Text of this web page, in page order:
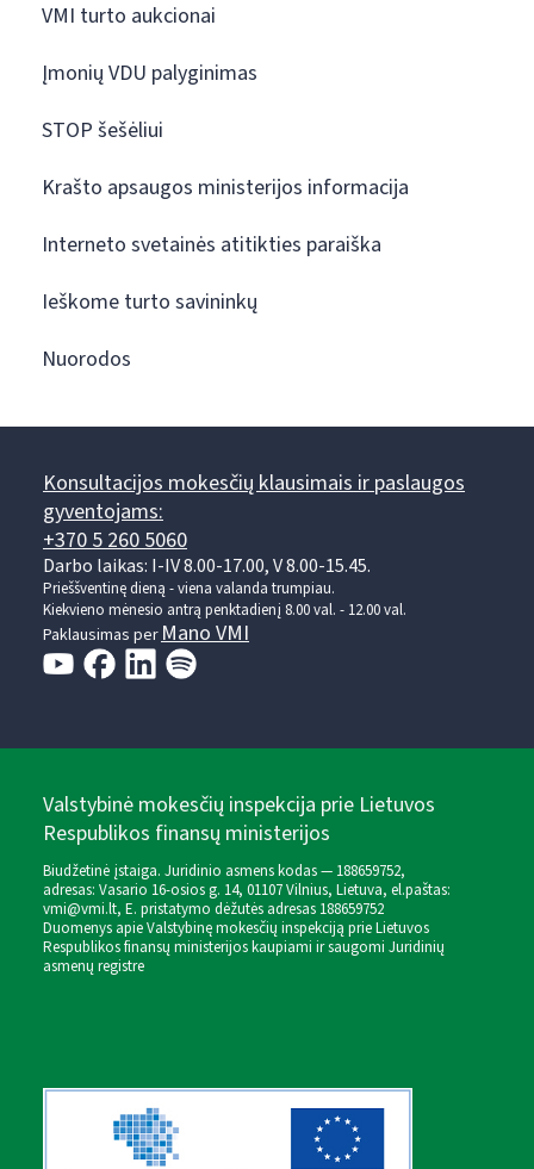
VMI turto aukcionai
Įmonių VDU palyginimas
STOP šešėliui
Krašto apsaugos ministerijos informacija
Interneto svetainės atitikties paraiška
Ieškome turto savininkų
Nuorodos
Konsultacijos mokesčių klausimais ir paslaugos
gyventojams:
+370 5 260 5060
Darbo laikas: I-IV 8.00-17.00, V 8.00-15.45.
Prieššventinę dieną - viena valanda trumpiau.
Kiekvieno mėnesio antrą penktadienį 8.00 val. - 12.00 val.
Paklausimas perMano VMI
Valstybinė mokesčių inspekcija prie Lietuvos
Respublikos finansų ministerijos
Biudžetinė įstaiga. Juridinio asmens kodas — 188659752,
adresas: Vasario 16-osios g. 14, 01107 Vilnius, Lietuva, el.paštas:
vmi@vmi.lt, E. pristatymo dėžutės adresas 188659752
Duomenys apie Valstybinę mokesčių inspekciją prie Lietuvos
Respublikos finansų ministerijos kaupiami ir saugomi Juridinių
asmenų registre